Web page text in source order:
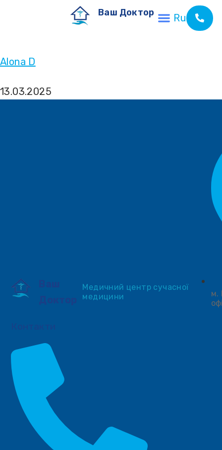
Ваш Доктор Ru
Alona D
13.03.2025
Ваш
Доктор
Медичний центр сучасної
медицини
м.
Контакти